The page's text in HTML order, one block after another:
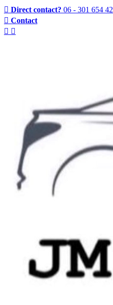
Direct contact? 06 - 301 654 42
Contact